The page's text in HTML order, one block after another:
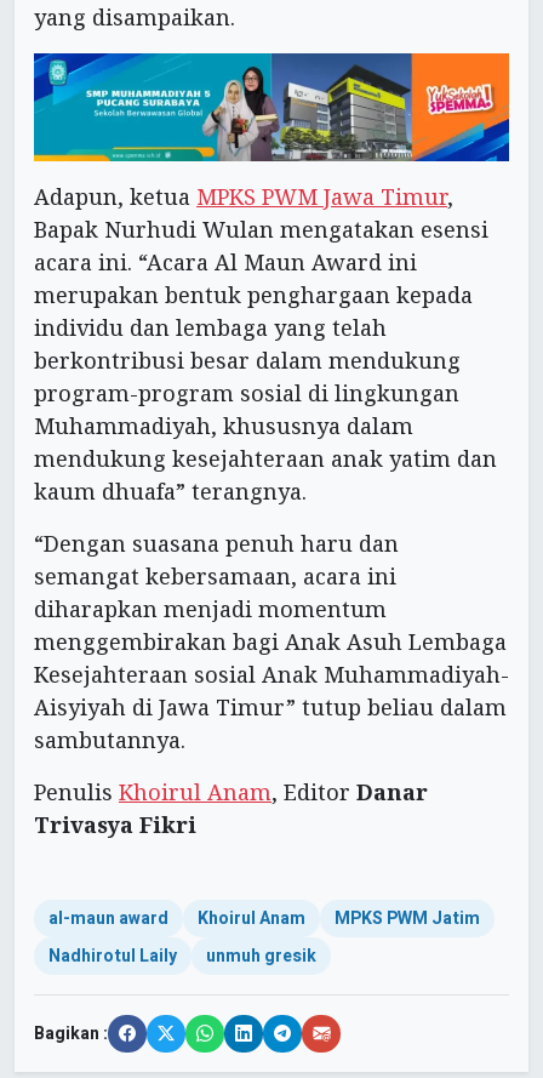
yang disampaikan.
Adapun, ketua MPKS PWM Jawa Timur,
Bapak Nurhudi Wulan mengatakan esensi
acara ini. “Acara Al Maun Award ini
merupakan bentuk penghargaan kepada
individu dan lembaga yang telah
berkontribusi besar dalam mendukung
program-program sosial di lingkungan
Muhammadiyah, khususnya dalam
mendukung kesejahteraan anak yatim dan
kaum dhuafa” terangnya.
“Dengan suasana penuh haru dan
semangat kebersamaan, acara ini
diharapkan menjadi momentum
menggembirakan bagi Anak Asuh Lembaga
Kesejahteraan sosial Anak Muhammadiyah-
Aisyiyah di Jawa Timur” tutup beliau dalam
sambutannya.
Penulis Khoirul Anam, Editor Danar
Trivasya Fikri
al-maun award Khoirul Anam
MPKS PWM Jatim
Nadhirotul Laily
unmuh gresik
Bagikan :